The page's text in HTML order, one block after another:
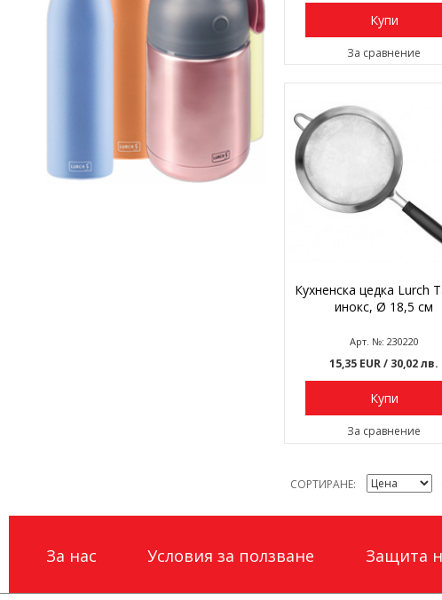
Купи
За сравнение
Кухненска цедка Lurch
инокс, Ø 18,5 см
Арт. №: 230220
15,35 EUR/ 30,02 лв.
Купи
За сравнение
СОРТИРАНЕ
За нас Условия за ползване Защита